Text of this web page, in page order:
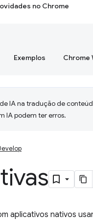
no Chrome
Exemplos Chrome
IA na tradução de
IA podem ter erros.
aplicativos nativos